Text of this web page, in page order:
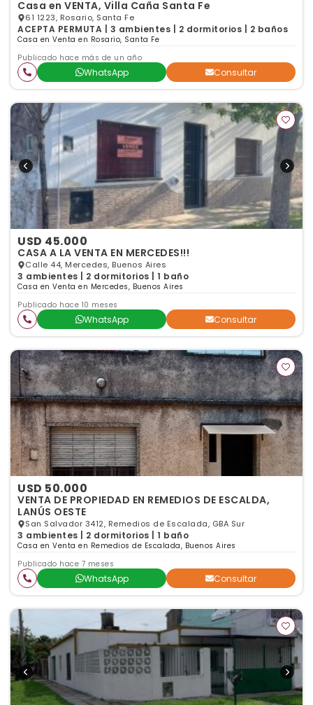
Casa en VENTA, Villa Caña Santa Fe
61 1223, Rosario, Santa Fe
ACEPTA PERMUTA | 3 ambientes | 2 dormitorios | 2 baños
Casa en Venta en Rosario, Santa Fe
Publicado hace más de un año
WhatsApp Consultar
USD 45.000
CASA A LA VENTA EN MERCEDES!!!
Calle 44, Mercedes, Buenos Aires
3 ambientes | 2 dormitorios | 1 baño
Casa en Venta en Mercedes, Buenos Aires
Publicado hace 10 meses
WhatsApp Consultar
USD 50.000
VENTA DE PROPIEDAD EN REMEDIOS DE ESCALDA,
LANÚS OESTE
San Salvador 3412, Remedios de Escalada, GBA Sur
3 ambientes | 2 dormitorios | 1 baño
Casa en Venta en Remedios de Escalada, Buenos Aires
Publicado hace 7 meses
WhatsApp Consultar